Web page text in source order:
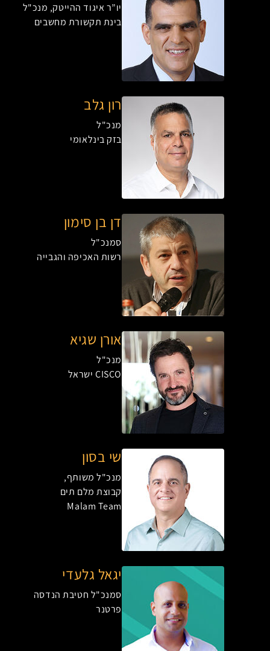
יו”ר איגוד ההייטק, מנכ"ל
בינת תקשורת מחשבים
רון גלב
מנכ"ל
בזק בינלאומי
דן בן סימון
סמנכ"ל
רשות האכיפה והגבייה
אורן שגיא
מנכ"ל
CISCO ישראל
שי בסון
מנכ"ל משותף,
קבוצת מלם תים
Malam Team
יגאל גלעדי
סמנכ"ל חטיבת הנדסה
פרטנר